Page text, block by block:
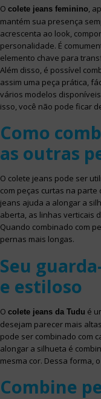
O colete jeans feminino,
mantém sua presença
acrescenta ao look,
personalidade. É
elemento chave para
Além disso, é possível
assim uma peça prática,
vários modelos
isso, você não pode ficar
Como
as outras
O colete jeans pode ser
com peças curtas na
jeans ajuda a alongar a
aberta, as linhas verticais
Quando combinado com
pernas mais longas.
Seu
e estiloso
O colete jeans da Tudu é
desejam parecer mais
pode ser combinado com
alongar a silhueta é
mesma cor. Dessa forma,
Combine